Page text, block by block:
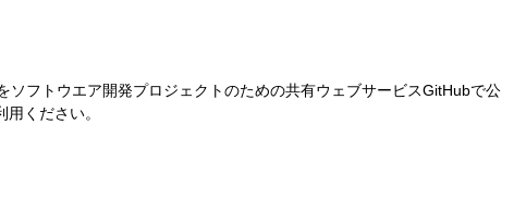
フトウエア開発プロジェクトのための共有ウェブサービスGitHubで公
ください。